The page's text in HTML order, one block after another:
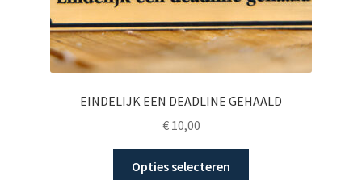
EINDELIJK EEN DEADLINE GEHAALD
€10,00
Opties selecteren